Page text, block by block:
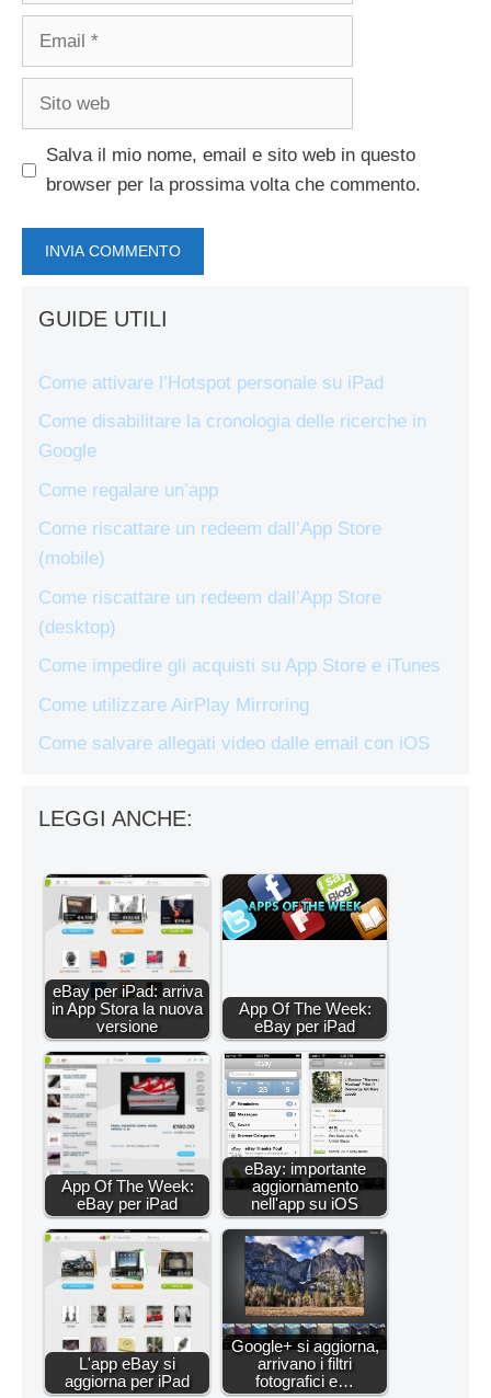
Email
Sito
Salva il mio nome, email e sito web in questo
browser per la prossima volta che commento.
GUIDE UTILI
Come attivare l’Hotspot personale su iPad
Come disabilitare la cronologia delle ricerche in
Google
Come regalare un’app
Come riscattare un redeem dall’App Store
(mobile)
Come riscattare un redeem dall’App Store
(desktop)
Come impedire gli acquisti su App Store e iTunes
Come utilizzare AirPlay Mirroring
Come salvare allegati video dalle email con iOS
LEGGI ANCHE:
eBay per iPad: arriva
in App Stora la nuova
versione
App Of The Week:
eBay per iPad
App Of The Week:
eBay per iPad
eBay: importante
aggiornamento
nell'app su iOS
L'app eBay si
aggiorna per iPad
Google+ si aggiorna,
arrivano i filtri
fotografici e…